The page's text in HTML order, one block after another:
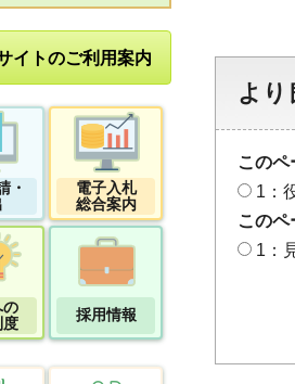
イトのご利用案内
・
電子入札
総合案内
の
度
採用情報
より
このペ
1：
このペ
1：